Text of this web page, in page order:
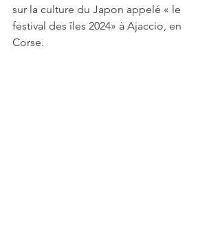
sur la culture du Japon appelé « le
festival des îles 2024» à Ajaccio, en
Corse.